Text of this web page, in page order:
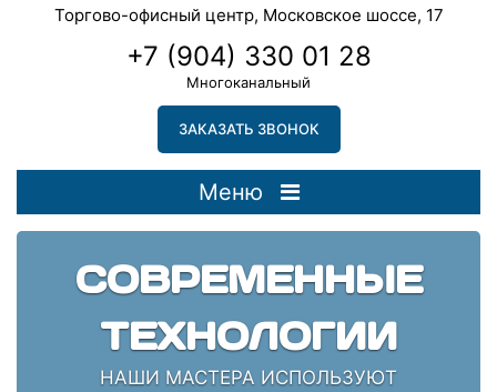
Торгово-офисный центр, Московское шоссе, 17
+7 (904) 330 01 28
Многоканальный
ЗАКАЗАТЬ ЗВОНОК
Меню
СОВРЕМЕННЫЕ
ТЕХНОЛОГИИ
НАШИ МАСТЕРА ИСПОЛЬЗУЮТ